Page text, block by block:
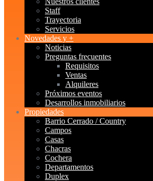
Staff
Trayectoria
Servicios
Novedades y +
Noticias
Preguntas frecuentes
Requisitos
Ventas
Alquileres
Próximos eventos
Desarrollos inmobiliarios
Propiedades
Barrio Cerrado / Country
Campos
Casas
Chacras
Cochera
Departamentos
Duplex